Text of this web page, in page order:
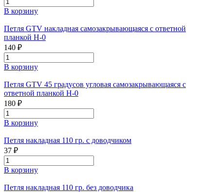
В корзину
Петля GTV накладная самозакрывающаяся с ответной
планкой H-0
140 ₽
В корзину
Петля GTV 45 градусов угловая самозакрывающаяся с
ответной планкой H-0
180 ₽
В корзину
Петля накладная 110 гр. с доводчиком
37 ₽
В корзину
Петля накладная 110 гр. без доводчика